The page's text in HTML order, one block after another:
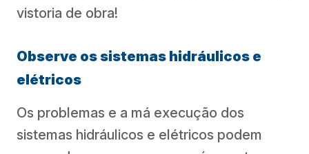
vistoria de obra!
Observe os sistemas hidráulicos e
elétricos
Os problemas e a má execução dos
sistemas hidráulicos e elétricos podem